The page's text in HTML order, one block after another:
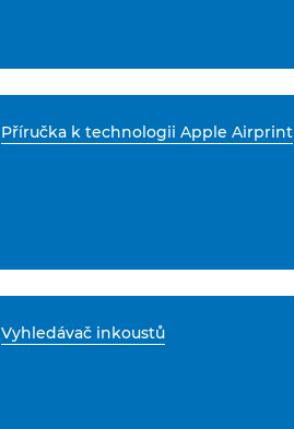
Příručka k technologii Apple Airprint
Vyhledávač inkoustů